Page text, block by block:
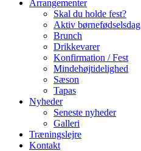
Arrangementer
Skal du holde fest?
Aktiv børnefødselsdag
Brunch
Drikkevarer
Konfirmation / Fest
Mindehøjtidelighed
Sæson
Tapas
Nyheder
Seneste nyheder
Galleri
Træningslejre
Kontakt